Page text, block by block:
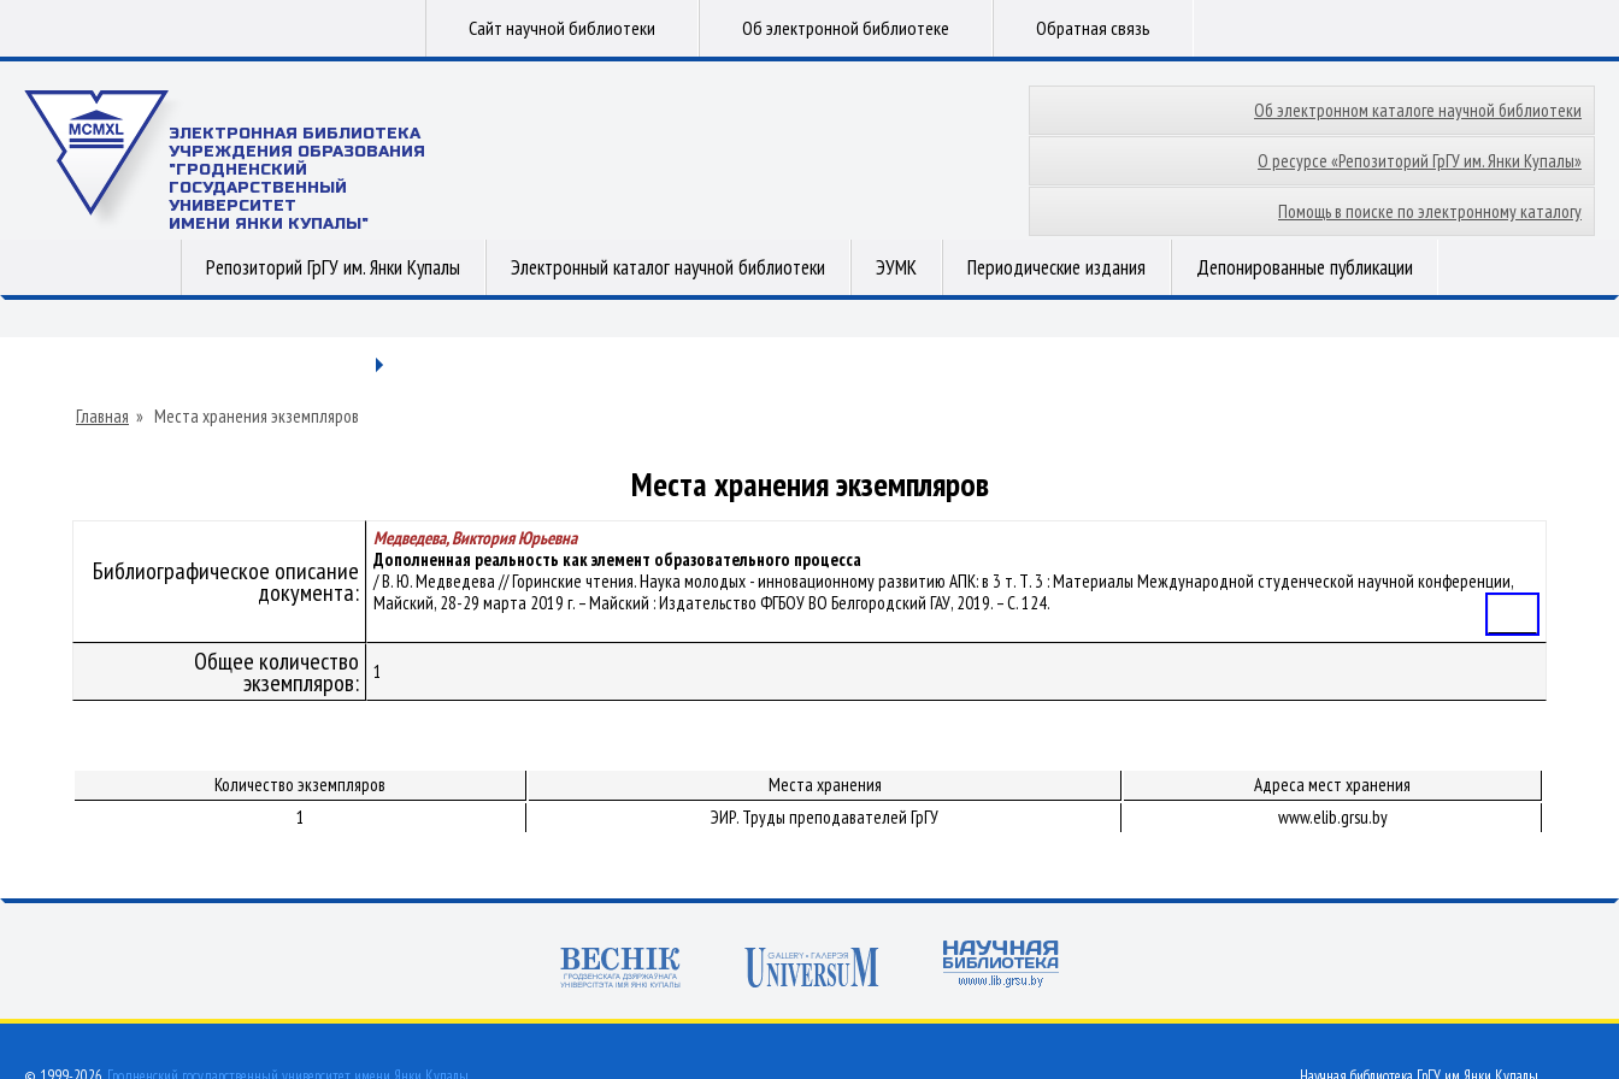
Сайт научной библиотеки Об электронной библиотеке Обратная связь
ЭЛЕКТРОННАЯ БИБЛИОТЕКА
УЧРЕЖДЕНИЯ ОБРАЗОВАНИЯ
"ГРОДНЕНСКИЙ
ГОСУДАРСТВЕННЫЙ
УНИВЕРСИТЕТ
ИМЕНИ ЯНКИ КУПАЛЫ"
Об электронном каталоге научной библиотеки
О ресурсе «Репозиторий ГрГУ им. Янки Купалы»
Помощь в поиске по электронному каталогу
Репозиторий ГрГУ им. Янки Купалы Электронный каталог научной библиотеки ЭУМК Периодические издания Депонированные публикации
Главная » Места хранения экземпляров
Места хранения экземпляров
Библиографическое описание
документа:
Медведева, Виктория Юрьевна
Дополненная реальность как элемент образовательного процесса
/ В. Ю. Медведева // Горинские чтения. Наука молодых - инновационному развитию АПК: в 3 т. Т. 3 : Материалы Международной студенческой научной конференции,
Майский, 28-29 марта 2019 г. – Майский : Издательство ФГБОУ ВО Белгородский ГАУ, 2019. – С. 124.
Общее количество
экземпляров: 1
Количество экземпляров Места хранения
Адреса мест хранения
1
ЭИР. Труды преподавателей ГрГУ www.elib.grsu.by